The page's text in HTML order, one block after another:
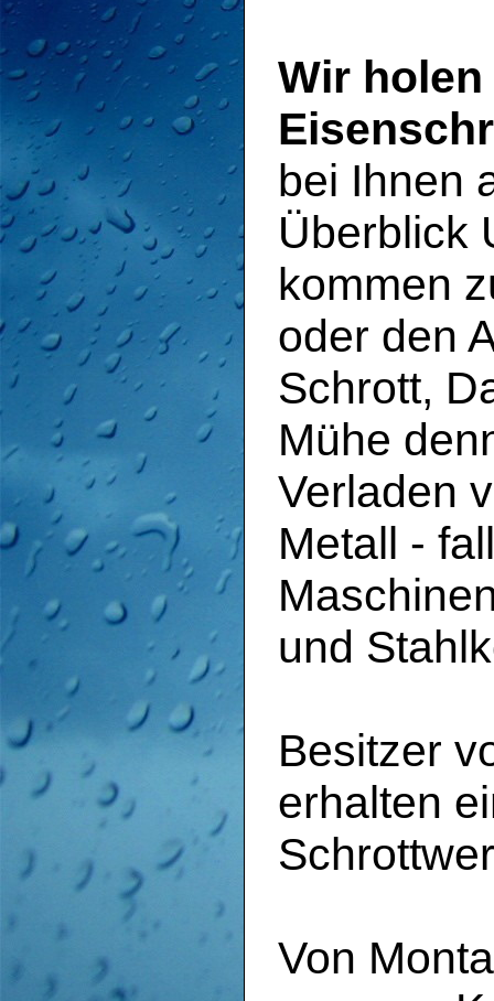
Wir
bei Ihnen
Überblick
kommen
oder den
Schrott,
Mühe
Verladen
Metall -
und
Besitzer
erhalten
Von